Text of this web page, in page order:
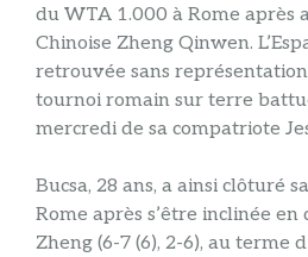
du WTA 1.000 à Rome après
Chinoise Zheng Qinwen.
retrouvée sans
tournoi romain sur terre
mercredi de sa compatriote
Bucsa, 28 ans, a ainsi clôturé
Rome après s’être inclinée en
Zheng (6-7 (6), 2-6), au terme